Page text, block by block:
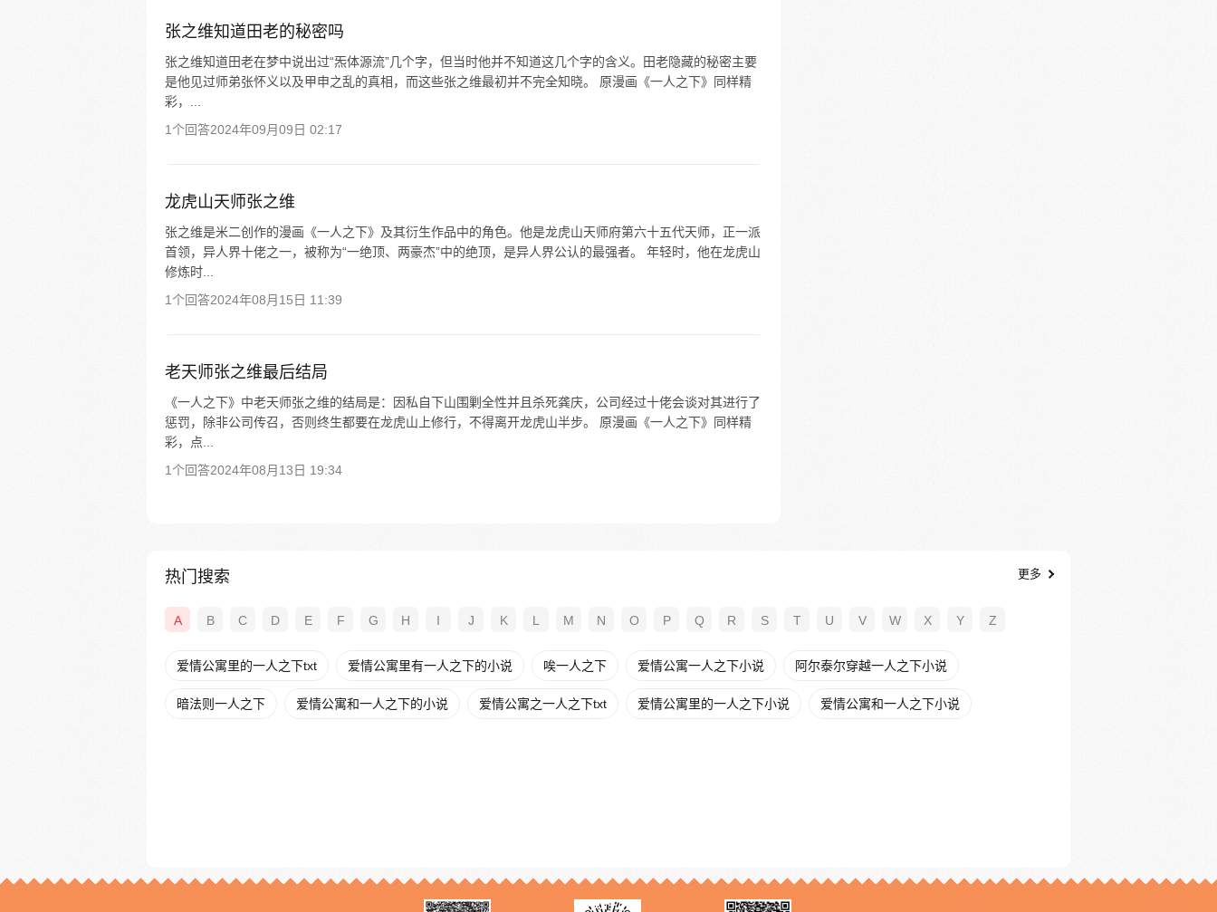
张之维知道田老的秘密吗
张之维知道田老在梦中说出过“炁体源流”几个字，但当时他并不知道这几个字的含义。田老隐藏的秘密主要
是他见过师弟张怀义以及甲申之乱的真相，而这些张之维最初并不完全知晓。 原漫画《一人之下》同样精
彩，...
1个回答2024年09月09日 02:17
龙虎山天师张之维
张之维是米二创作的漫画《一人之下》及其衍生作品中的角色。他是龙虎山天师府第六十五代天师，正一派
首领，异人界十佬之一，被称为“一绝顶、两豪杰”中的绝顶，是异人界公认的最强者。 年轻时，他在龙虎山
修炼时...
1个回答2024年08月15日 11:39
老天师张之维最后结局
《一人之下》中老天师张之维的结局是：因私自下山围剿全性并且杀死龚庆，公司经过十佬会谈对其进行了
惩罚，除非公司传召，否则终生都要在龙虎山上修行，不得离开龙虎山半步。 原漫画《一人之下》同样精
彩，点...
1个回答2024年08月13日 19:34
热门搜索 更多
A B C D E F G H I J K L M N O P Q R S T U V W X Y Z
爱情公寓里的一人之下txt 爱情公寓里有一人之下的小说 唉一人之下 爱情公寓一人之下小说 阿尔泰尔穿越一人之下小说
暗法则一人之下 爱情公寓和一人之下的小说 爱情公寓之一人之下txt 爱情公寓里的一人之下小说 爱情公寓和一人之下小说